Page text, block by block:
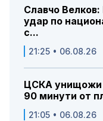
Славчо
удар по
с...
21:25 • 06.08.26
ЦСКА унищожи
90 минути от
21:05 • 06.08.26